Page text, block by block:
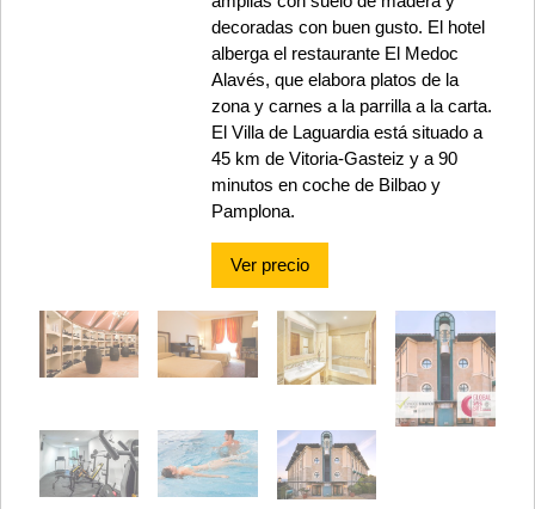
decoradas con buen gusto. El hotel
alberga el restaurante El Medoc
Alavés, que elabora platos de la
zona y carnes a la parrilla a la carta.
El Villa de Laguardia está situado a
45 km de Vitoria-Gasteiz y a 90
minutos en coche de Bilbao y
Pamplona.
Ver precio